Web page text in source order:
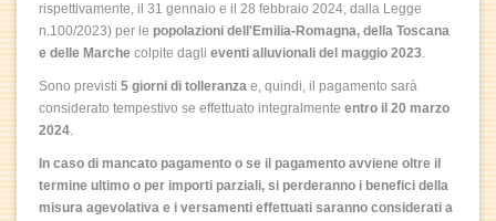
rispettivamente, il 31 gennaio e il 28 febbraio 2024, dalla Legge
n.100/2023) per le popolazioni dell'Emilia-Romagna, della Toscana
e delle Marche colpite dagli eventi alluvionali del maggio 2023.
Sono previsti 5 giorni di tolleranza e, quindi, il pagamento sarà
considerato tempestivo se effettuato integralmente entro il 20 marzo
2024.
In caso di mancato pagamento o se il pagamento avviene oltre il
termine ultimo o per importi parziali, si perderanno i benefici della
misura agevolativa e i versamenti effettuati saranno considerati a